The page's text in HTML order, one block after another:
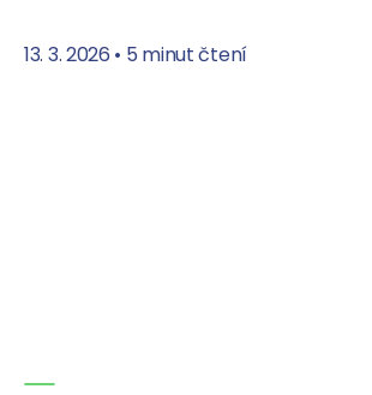
13. 3. 2026 • 5 minut čtení